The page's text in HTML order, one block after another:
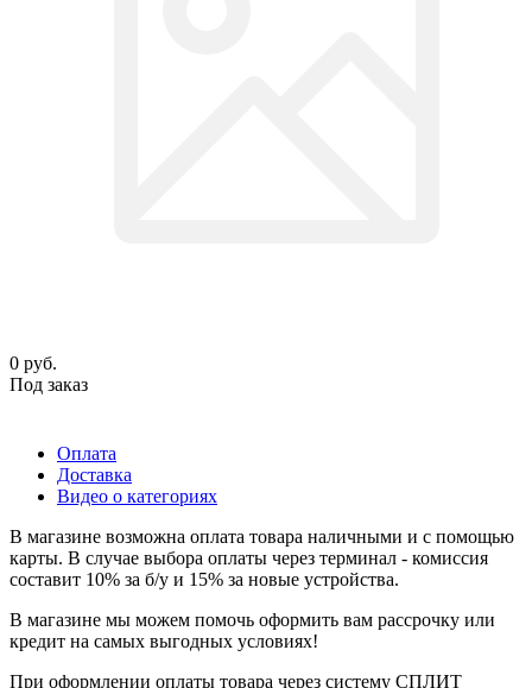
0 руб.
Под заказ
Оплата
Доставка
Видео о категориях
В магазине возможна оплата товара наличными и с помощью
карты. В случае выбора оплаты через терминал - комиссия
составит 10% за б/у и 15% за новые устройства.
В магазине мы можем помочь оформить вам рассрочку или
кредит на самых выгодных условиях!
При оформлении оплаты товара через систему СПЛИТ